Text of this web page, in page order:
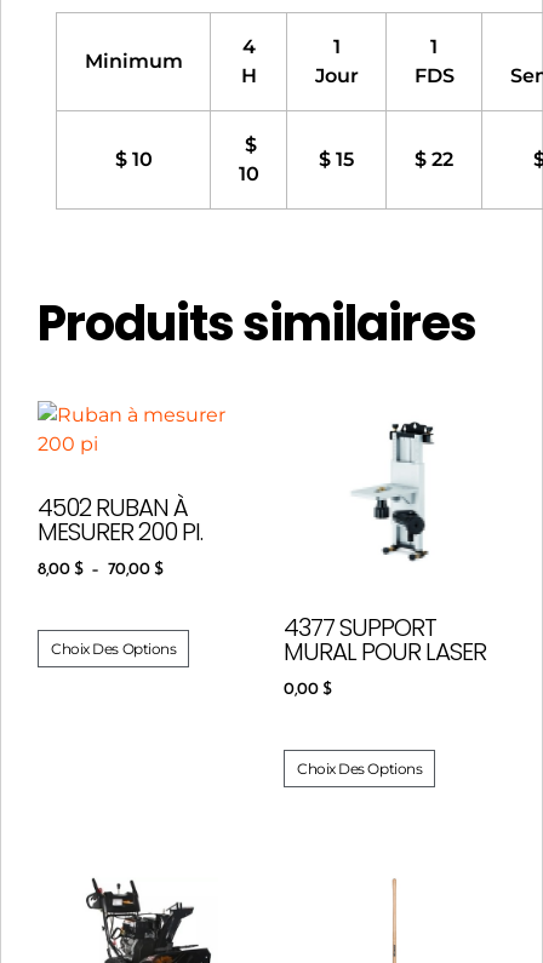
Minimum
4
H
1
Jour
1
FDS
$ 10
$
10
$ 15 $ 22
Produits similaires
4502 RUBAN À
MESURER 200 PI.
8,00 $ – 70,00 $
Choix Des Options
4377 SUPPORT
MURAL POUR LASER
0,00 $
Choix Des Options